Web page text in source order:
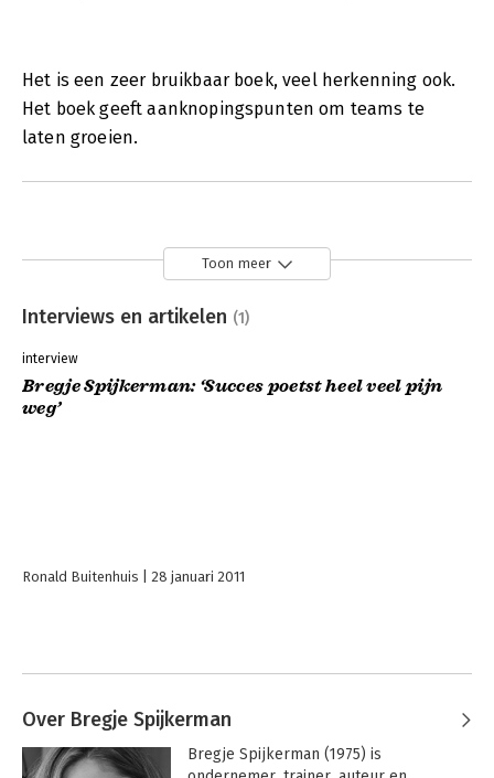
Het is een zeer bruikbaar boek, veel herkenning ook.
Het boek geeft aanknopingspunten om teams te
laten groeien.
Toon meer
Interviews en artikelen (1)
interview
Bregje Spijkerman: ‘Succes poetst heel veel pijn
weg’
Ronald Buitenhuis 28 januari 2011
Over Bregje Spijkerman
Bregje Spijkerman (1975) is